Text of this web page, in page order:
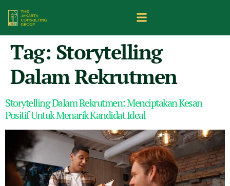
Tag: Storytelling
Dalam Rekrutmen
Storytelling Dalam Rekrutmen: Menciptakan Kesan
Positif Untuk Menarik Kandidat Ideal